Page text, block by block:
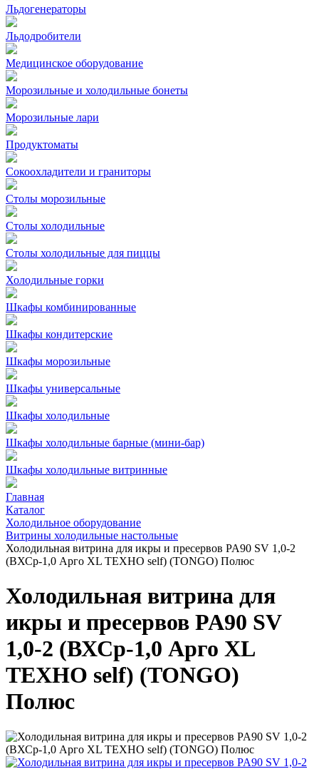
Льдогенераторы
Льдодробители
Медицинское оборудование
Морозильные и холодильные бонеты
Морозильные лари
Продуктоматы
Сокоохладители и граниторы
Столы морозильные
Столы холодильные
Столы холодильные для пиццы
Холодильные горки
Шкафы комбинированные
Шкафы кондитерские
Шкафы морозильные
Шкафы универсальные
Шкафы холодильные
Шкафы холодильные барные (мини-бар)
Шкафы холодильные витринные
Главная
Каталог
Холодильное оборудование
Витрины холодильные настольные
Холодильная витрина для икры и пресервов PA90 SV 1,0-2
(ВХСр-1,0 Арго XL ТЕХНО self) (TONGO) Полюс
Холодильная витрина для
икры и пресервов PA90 SV
1,0-2 (ВХСр-1,0 Арго XL
ТЕХНО self) (TONGO)
Полюс